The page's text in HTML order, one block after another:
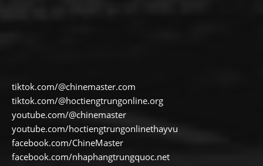
tiktok.com/@chinemaster.com
tiktok.com/@hoctiengtrungonline.org
youtube.com/@chinemaster
youtube.com/hoctiengtrungonlinethayvu
facebook.com/ChineMaster
facebook.com/nhaphangtrungquoc.net